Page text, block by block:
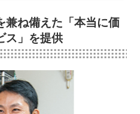
兼ね備えた 「本当に価
ス」を提供